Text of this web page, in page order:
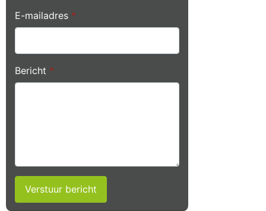
E-mailadres *
Bericht *
Verstuur bericht